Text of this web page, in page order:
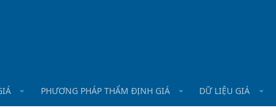
PHƯƠNG PHÁP THẨM ĐỊNH GIÁ DỮ LIỆU GIÁ